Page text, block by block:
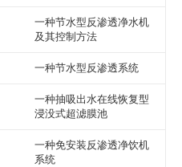
一种节水型反渗透净水机
及其控制方法
一种节水型反渗透系统
一种抽吸出水在线恢复型
浸没式超滤膜池
一种免安装反渗透净饮机
系统